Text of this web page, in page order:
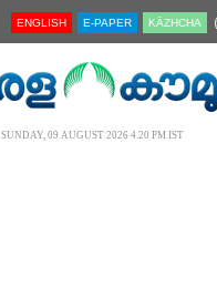
ENGLISH E-PAPER KĀZHCHA
SUNDAY, 09 AUGUST 2026 4.20 PM IST